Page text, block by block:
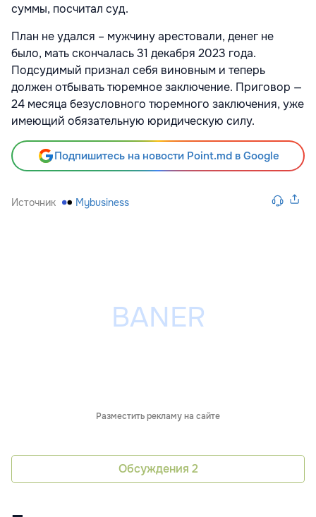
суммы, посчитал суд.
План не удался – мужчину арестовали, денег не
было, мать скончалась 31 декабря 2023 года.
Подсудимый признал себя виновным и теперь
должен отбывать тюремное заключение. Приговор —
24 месяца безусловного тюремного заключения, уже
имеющий обязательную юридическую силу.
Подпишитесь на новости Point.md в Google
Источник Mybusiness
Разместить рекламу на сайте
Обсуждения 2